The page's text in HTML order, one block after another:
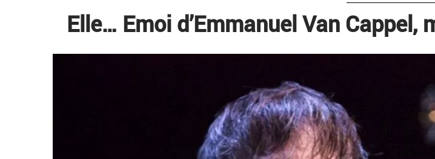
Elle… Emoi d’Emmanuel Van